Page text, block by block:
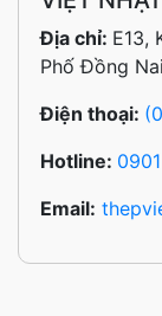
Địa chỉ: E13,
Phố Đồng Nai
Điện thoại:
Hotline:
Email: